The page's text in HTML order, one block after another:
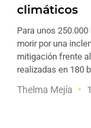
climáticos
Para unos
morir por una
mitigación frente
realizadas en 180
Thelma Mejía